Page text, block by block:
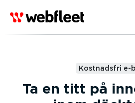
Kostnadsfri e-
Ta en titt på